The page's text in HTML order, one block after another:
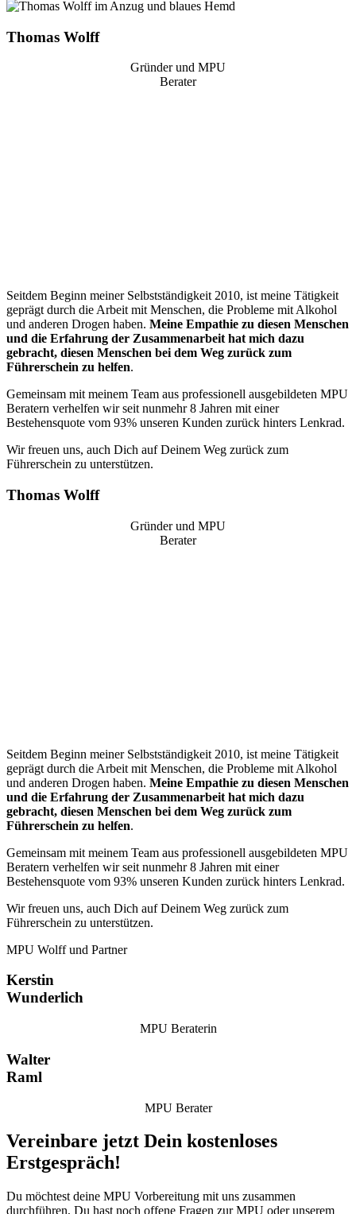
Thomas Wolff
Gründer und MPU
Berater
Seitdem Beginn meiner Selbstständigkeit 2010, ist meine Tätigkeit
geprägt durch die Arbeit mit Menschen, die Probleme mit Alkohol
und anderen Drogen haben. Meine Empathie zu diesen Menschen
und die Erfahrung der Zusammenarbeit hat mich dazu
gebracht, diesen Menschen bei dem Weg zurück zum
Führerschein zu helfen.
Gemeinsam mit meinem Team aus professionell ausgebildeten MPU
Beratern verhelfen wir seit nunmehr 8 Jahren mit einer
Bestehensquote vom 93% unseren Kunden zurück hinters Lenkrad.
Wir freuen uns, auch Dich auf Deinem Weg zurück zum
Führerschein zu unterstützen.
Thomas Wolff
Gründer und MPU
Berater
Seitdem Beginn meiner Selbstständigkeit 2010, ist meine Tätigkeit
geprägt durch die Arbeit mit Menschen, die Probleme mit Alkohol
und anderen Drogen haben. Meine Empathie zu diesen Menschen
und die Erfahrung der Zusammenarbeit hat mich dazu
gebracht, diesen Menschen bei dem Weg zurück zum
Führerschein zu helfen.
Gemeinsam mit meinem Team aus professionell ausgebildeten MPU
Beratern verhelfen wir seit nunmehr 8 Jahren mit einer
Bestehensquote vom 93% unseren Kunden zurück hinters Lenkrad.
Wir freuen uns, auch Dich auf Deinem Weg zurück zum
Führerschein zu unterstützen.
MPU Wolff und Partner
Kerstin
Wunderlich
MPU Beraterin
Walter
Raml
MPU Berater
Vereinbare jetzt Dein kostenloses
Erstgespräch!
Du möchtest deine MPU Vorbereitung mit uns zusammen
durchführen, Du hast noch offene Fragen zur MPU oder unserem